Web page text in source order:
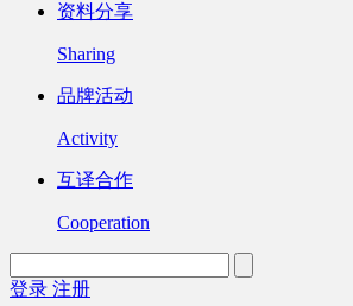
资料分享
Sharing
品牌活动
Activity
互译合作
Cooperation
登录 注册